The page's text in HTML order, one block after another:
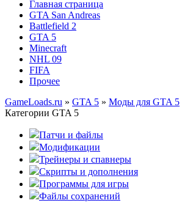
Главная страница
GTA San Andreas
Battlefield 2
GTA 5
Minecraft
NHL 09
FIFA
Прочее
GameLoads.ru » GTA 5 » Моды для GTA 5
Категории GTA 5
Патчи и файлы
Модификации
Трейнеры и спавнеры
Скрипты и дополнения
Программы для игры
Файлы сохранений